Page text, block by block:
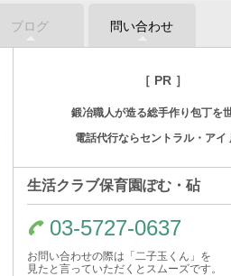
ブログ 問い合わせ
［ PR ］
鍛冶職人が造る総手作り包丁を
電話代行ならセントラル・アイ
生活クラブ保育園ぽむ・砧
03-5727-0637
お問い合わせの際は「二子玉くん」を
見たと言っていただくとスムーズです。